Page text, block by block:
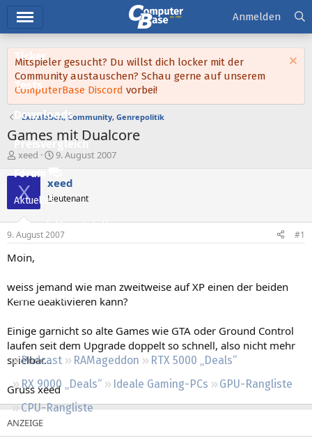
Ticker
Tests
Downloads
Preisvergleich
Forum
Aktuelles
Empfohlene Inhalte
Leserartikel
Podcast RAMageddon
RTX 5000 „Deals“
RX 9000 „Deals“
Ideale Gaming-PCs
GPU-Rangliste
CPU-Rangliste
Anmelden
Mitspieler gesucht? Du willst dich locker mit der
Community austauschen? Schau gerne auf unserem
ComputerBase Discord vorbei!
Extraleben, Community, Genrepolitik
Games mit Dualcore
E
r
s
t
e
l
e
r
xeed
E
s
e
l
t
9. August 2007
X xeed
Lieutenant
9. August 2007 #1
Moin,
weiss jemand wie man zweitweise auf XP einen der beiden
Kerne deaktivieren kann?
Einige garnicht so alte Games wie GTA oder Ground Control
laufen seit dem Upgrade doppelt so schnell, also nicht mehr
spielbar...
Gruss xeed